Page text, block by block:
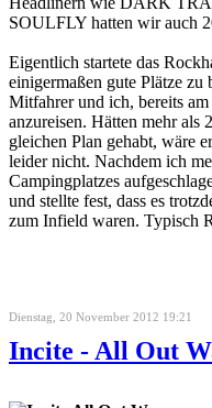
SOULFLY hatten wir auch
Eigentlich startete das
einigermaßen gute Plätze zu
Mitfahrer und ich, bereits
anzureisen. Hätten mehr als
gleichen Plan gehabt, wäre
leider nicht. Nachdem ich
Campingplatzes
und stellte fest, dass es
zum Infield waren. Typisch
Dienstag, 20 November 2012 19:21
Incite - All Out